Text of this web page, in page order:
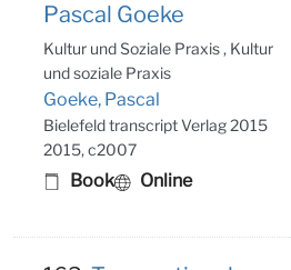
Pascal Goeke
Kultur und Soziale Praxis , Kultur
und soziale Praxis
Goeke, Pascal
Bielefeld transcript Verlag 2015
2015, c2007
Book Online